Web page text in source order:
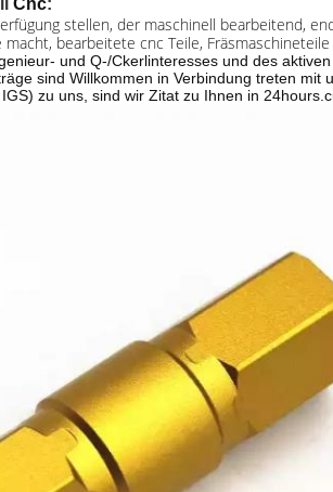
Cnc:
stellen, der maschinell bearbeitend,
macht, bearbeitete cnc Teile,
und Q-/Ckerlinteresses und des
sind Willkommen in Verbindung treten mit
zu uns, sind wir Zitat zu Ihnen in